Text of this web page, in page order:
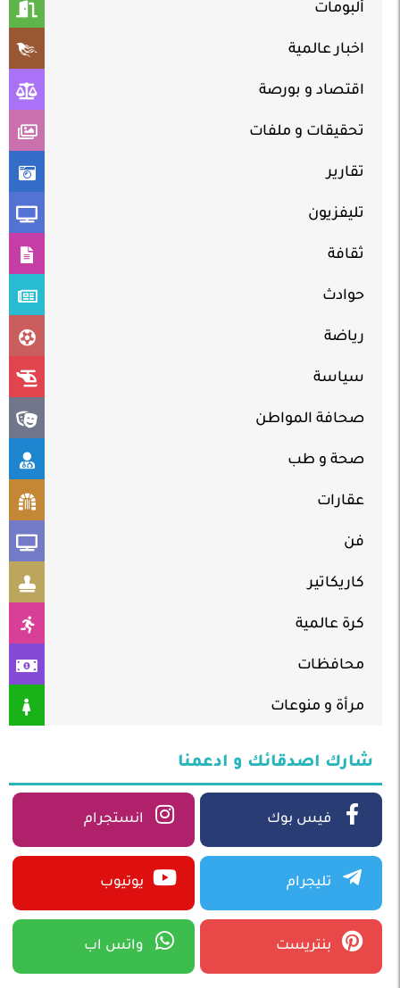
ألبومات
اخبار عالمية
اقتصاد و بورصة
تحقيقات و ملفات
تقارير
تليفزيون
ثقافة
حوادث
رياضة
سياسة
صحافة المواطن
صحة و طب
عقارات
فن
كاريكاتير
كرة عالمية
محافظات
مرأة و منوعات
شارك اصدقائك و ادعمنا
فيس بوك انستجرام
تليجرام يوتيوب
بنتريست واتس اب